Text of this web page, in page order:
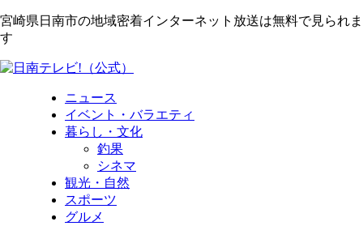
宮崎県日南市の地域密着インターネット放送は無料で見られま
す
ニュース
イベント・バラエティ
暮らし・文化
釣果
シネマ
観光・自然
スポーツ
グルメ